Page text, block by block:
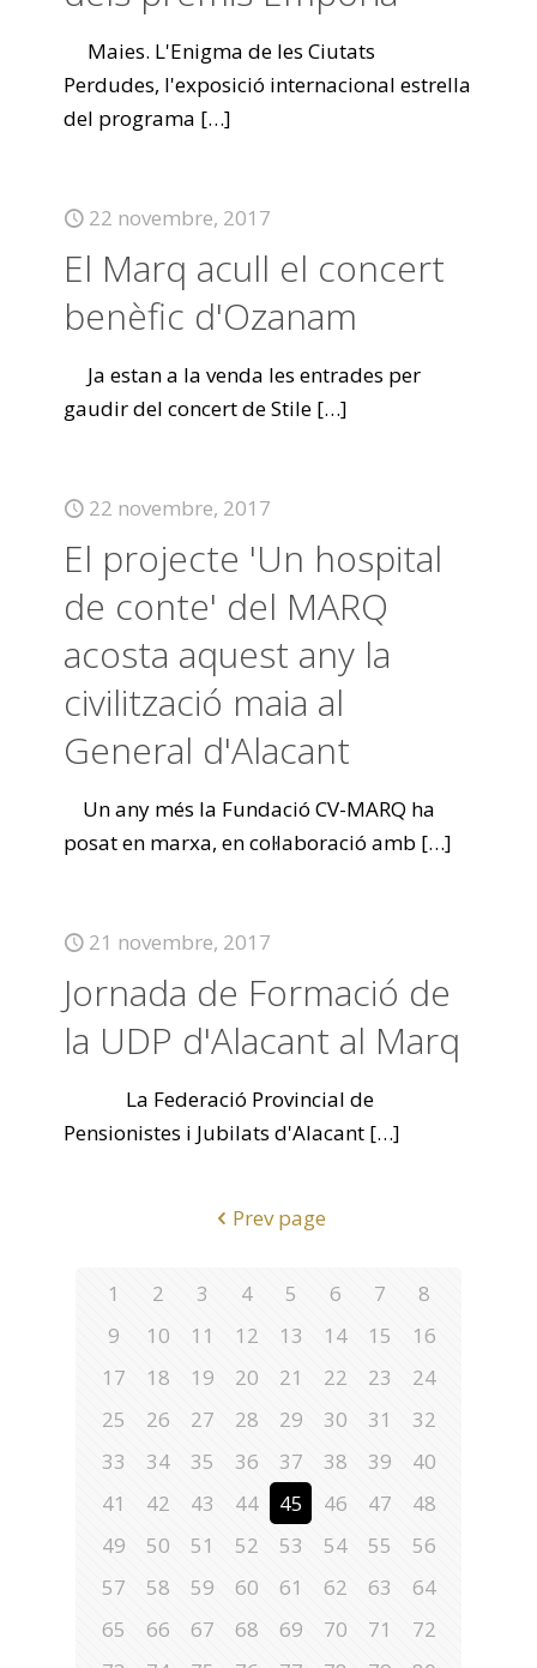
Maies. L'Enigma de les Ciutats
Perdudes, l'exposició internacional estrella
del programa […]
22 novembre, 2017
El Marq acull el concert
benèfic d'Ozanam
Ja estan a la venda les entrades per
gaudir del concert de Stile […]
22 novembre, 2017
El projecte 'Un hospital
de conte' del MARQ
acosta aquest any la
civilització maia al
General d'Alacant
Un any més la Fundació CV-MARQ ha
posat en marxa, en col·laboració amb […]
21 novembre, 2017
Jornada de Formació de
la UDP d'Alacant al Marq
La Federació Provincial de
Pensionistes i Jubilats d'Alacant […]
Prev page
1 2 3 4 5 6 7
8
9
10 11 12 13 14 15
16
17
18 19 20 21 22 23
24
25
26 27 28 29 30 31
32
33
34 35 36 37 38 39
40
41
42 43 44 45 46 47
48
49
50 51 52 53 54 55
56
57
58 59 60 61 62 63
64
65
66 67 68 69 70 71
72